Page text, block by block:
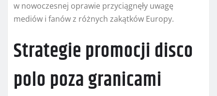
w nowoczesnej oprawie przyciągnęły uwagę
mediów i fanów z różnych zakątków Europy.
Strategie promocji disco
polo poza granicami